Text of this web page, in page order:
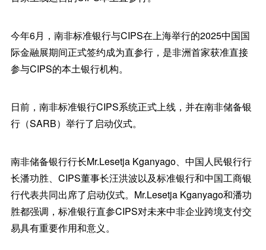
今年6月，南非标准银行与CIPS在上海举行的2025中国国
际金融展期间正式签约成为直参行，是非洲首家获准直接
参与CIPS的本土银行机构。
日前，南非标准银行CIPS系统正式上线，并在南非储备银
行（SARB）举行了启动仪式。
南非储备银行行长Mr.Lesetja Kganyago、中国人民银行行
长潘功胜、CIPS董事长汪洪波以及标准银行和中国工商银
行代表共同出席了启动仪式。Mr.Lesetja Kganyago和潘功
胜都强调，标准银行直参CIPS对未来中非企业跨境支付交
易具有重要作用和意义。